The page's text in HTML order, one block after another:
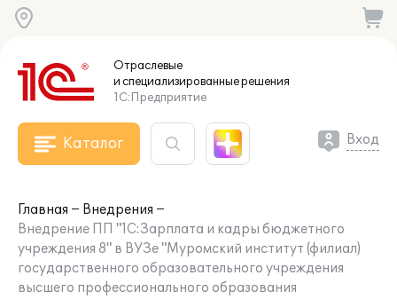
Отраслевые
и специализированныерешения
1С:Предприятие
Каталог Вход
Главная
Внедрения
Внедрение ПП "1С:Зарплата и кадры бюджетного
учреждения 8" в ВУЗе "Муромский институт (филиал)
государственного образовательного учреждения
высшего профессионального образования